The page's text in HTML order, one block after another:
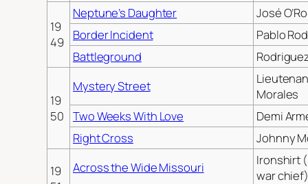
19
49
Neptune’s Daughter
José
Border Incident
Pablo
Battleground
19
50
Mystery Street
Morales
Two Weeks With Love
Demi
Right Cross
Johnny
19
Across the Wide Missouri
Ironshirt
war